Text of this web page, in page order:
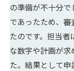
の準備が不十分
であったため、
たのです。担当
な数字や計画が
た。結果として